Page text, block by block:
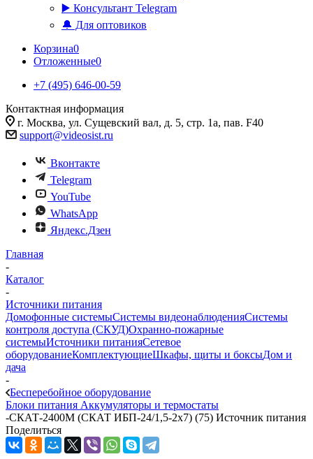
▶️ Консультант Telegram
🔔 Для оптовиков
Корзина0
Отложенные0
+7 (495) 646-00-59
Контактная информация
г. Москва, ул. Сущевский вал, д. 5, стр. 1а, пав. F40
support@videosist.ru
Вконтакте
Telegram
YouTube
WhatsApp
Яндекс.Дзен
Главная
-
Каталог
-
Источники питания
Домофонные системыСистемы видеонаблюденияСистемы
контроля доступа (СКУД)Охранно-пожарные
системыИсточники питанияСетевое
оборудованиеКомплектующиеШкафы, щиты и боксыДом и
дача
-
Бесперебойное оборудование
Блоки питания Аккумуляторы и термостаты
-СКАТ-2400М (СКАТ ИБП-24/1,5-2х7) (75) Источник питания
Поделиться